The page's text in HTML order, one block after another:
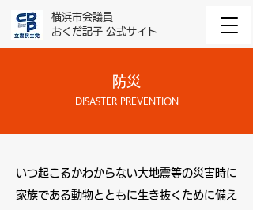
横浜市会議員
おくだ記子 公式サイト
防災
DISASTER PREVENTION
いつ起こるかわからない大地震等の災害時に
家族である動物とともに生き抜くために備え